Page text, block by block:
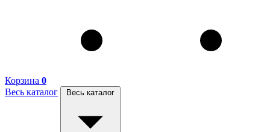
Корзина 0
Весь каталог
Весь каталог